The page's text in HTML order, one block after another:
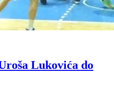
Lukovića do